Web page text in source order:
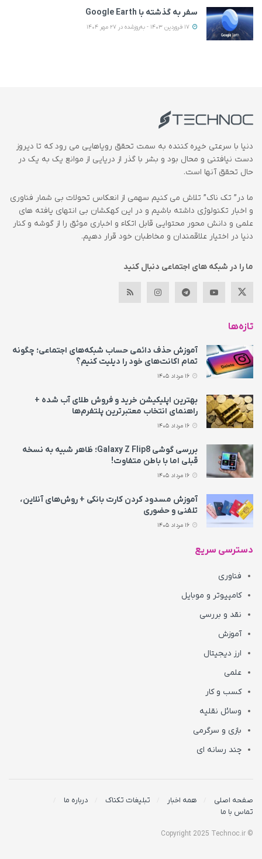
سفر به گذشته با Google Earth
دنیا با سرعتی خیره کننده به سمت تحقق رویاهایی می رود که تا دیروز
دست نیافتنی و محال بود و بشر با گذر از دریایی از موانع یک به یک در
حال تحقق آنها است.
ما در” تک ناک” تلاش می کنیم سهمی از انعکاس تحولات بی شمار فناوری
و اخبار تکنولوژی داشته باشیم و در این کهکشان بی انتهای یافته های
علمی و دانش محور محتوایی قابل اتکاء و اخباری موثق را از گوشه و کنار
دنیا در اختیار علاقمندان و مخاطبان خود قرار دهیم.
ما را در شبکه های اجتماعی دنبال کنید
تازه‌ها
آموزش حذف دائمی حساب شبکه‌های اجتماعی؛ چگونه
تمام اکانت‌های خود را دیلیت کنیم؟
بهترین اپلیکیشن خرید و فروش طلای آب شده +
راهنمای انتخاب معتبرترین پلتفرم‌ها
بررسی گوشی Galaxy Z Flip8؛ ظاهر شبیه به نسخه
قبلی اما با باطن متفاوت!
آموزش مسدود کردن کارت بانکی + روش‌های آنلاین،
تلفنی و حضوری
دسترسی سریع
فناوری
کامپیوتر و موبایل
نقد و بررسی
آموزش
ارز دیجیتال
علمی
کسب و کار
وسائل نقلیه
بازی و سرگرمی
چند رسانه ای
صفحه اصلی همه اخبار تبلیغات تکناک
درباره ما
تماس با ما
© Copyright 2025 Technoc.ir